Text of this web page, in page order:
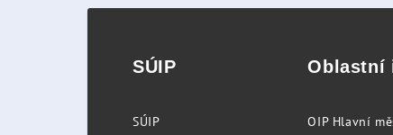
SÚIP
SÚIP
Oblastní
OIP Hlavní